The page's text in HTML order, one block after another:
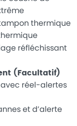
thermique
réfléchissant
(Facultatif)
réel-alertes
et d’alerte